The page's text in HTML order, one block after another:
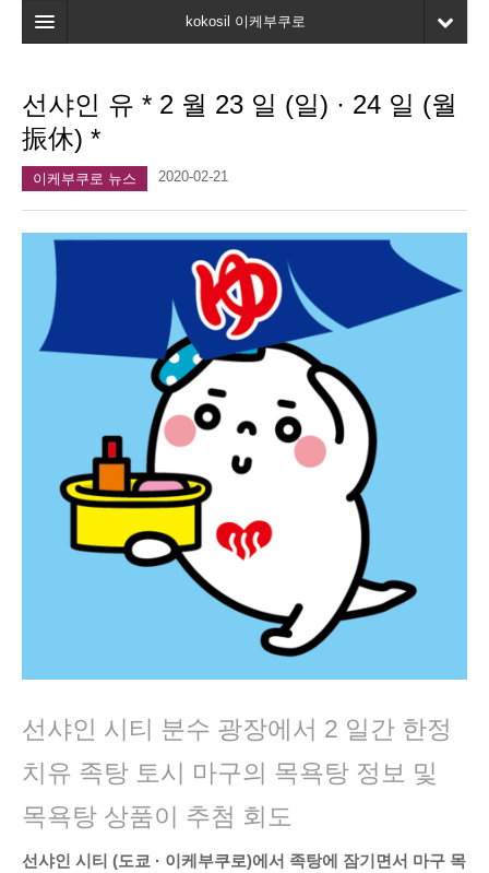
kokosil 이케부쿠로
지도
최신정보
마이페이지
즐겨찾기
선샤인 유 * 2 월 23 일 (일) · 24 일 (월
振休) *
이케부쿠로 뉴스 2020-02-21
선샤인 시티 분수 광장에서 2 일간 한정
치유 족탕 토시 마구의 목욕탕 정보 및
목욕탕 상품이 추첨 회도
선샤인 시티 (도쿄 · 이케부쿠로)에서 족탕에 잠기면서 마구 목